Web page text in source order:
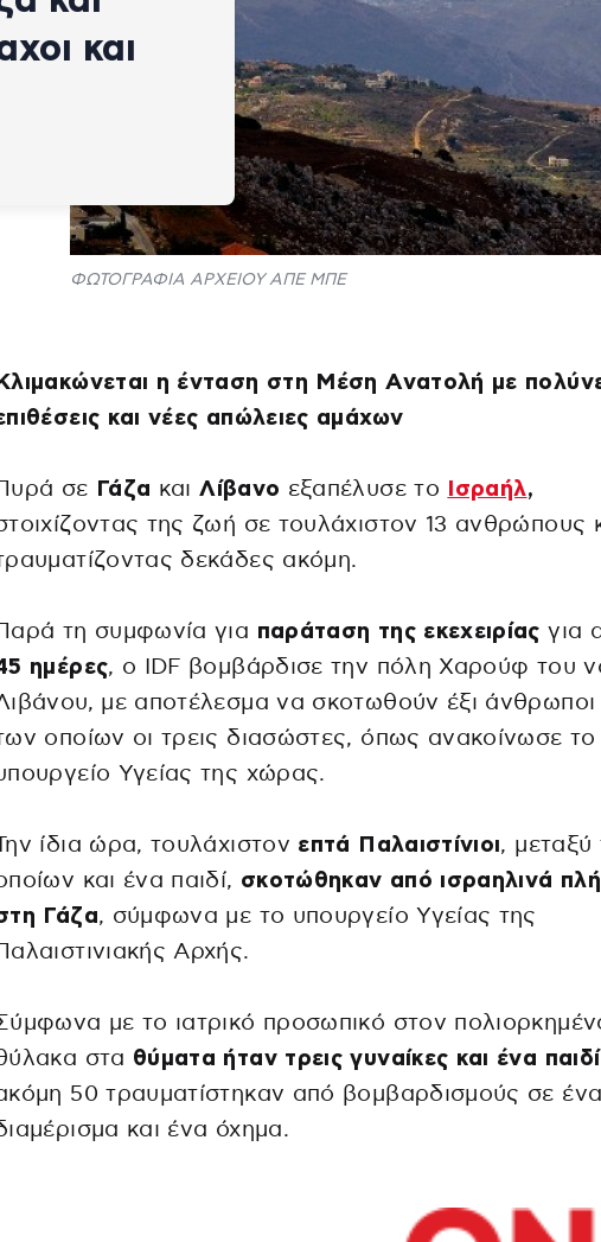
και
ΦΩΤΟΓΡΑΦΙΑ ΑΡΧΕΙΟΥ ΑΠΕ ΜΠΕ
Κλιμακώνεται η ένταση στη Μέση Ανατολή με
και νέες απώλειες αμάχων
Πυρά σε Γάζα καιΛίβανο εξαπέλυσε το Ισραήλ,
της ζωή σε τουλάχιστον 13 ανθρώπους
δεκάδες ακόμη.
Παρά τη συμφωνία για παράταση της εκεχειρίας για
ημέρες, ο IDF βομβάρδισε την πόλη Χαρούφ του
με αποτέλεσμα να σκοτωθούν έξι άνθρωποι
οποίων οι τρεις διασώστες, όπως ανακοίνωσε το
Υγείας της χώρας.
Την ίδια ώρα, τουλάχιστον επτά Παλαιστίνιοι, μεταξύ
και ένα παιδί, σκοτώθηκαν από ισραηλινά
Γάζα, σύμφωνα με το υπουργείο Υγείας της
Παλαιστινιακής Αρχής.
με το ιατρικό προσωπικό στον
στα θύματα ήταν τρεις γυναίκες και ένα
50 τραυματίστηκαν από βομβαρδισμούς σε
και ένα όχημα.